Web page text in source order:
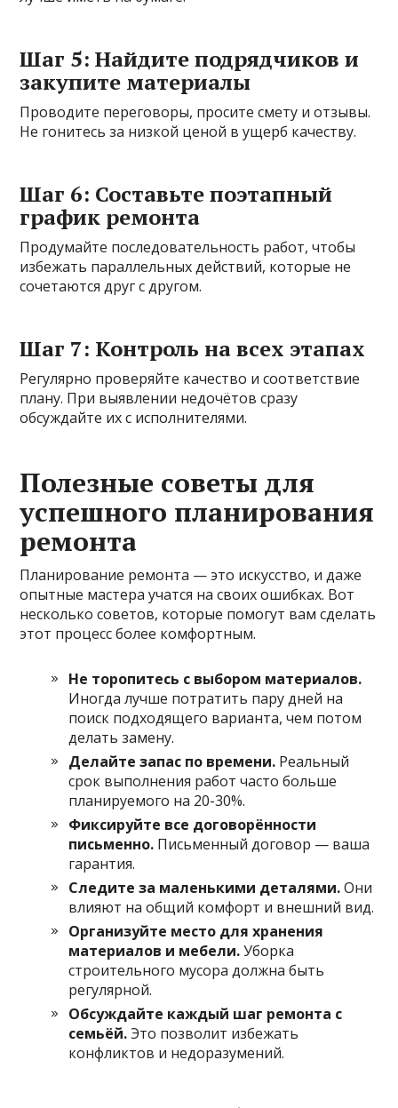
Шаг 5: Найдите подрядчиков и
закупите материалы
Проводите переговоры, просите смету и отзывы.
Не гонитесь за низкой ценой в ущерб качеству.
Шаг 6: Составьте поэтапный
график ремонта
Продумайте последовательность работ, чтобы
избежать параллельных действий, которые не
сочетаются друг с другом.
Шаг 7: Контроль на всех этапах
Регулярно проверяйте качество и соответствие
плану. При выявлении недочётов сразу
обсуждайте их с исполнителями.
Полезные советы для
успешного планирования
ремонта
Планирование ремонта — это искусство, и даже
опытные мастера учатся на своих ошибках. Вот
несколько советов, которые помогут вам сделать
этот процесс более комфортным.
Не торопитесь с выбором материалов.
Иногда лучше потратить пару дней на
поиск подходящего варианта, чем потом
делать замену.
Делайте запас по времени. Реальный
срок выполнения работ часто больше
планируемого на 20-30%.
Фиксируйте все договорённости
письменно. Письменный договор — ваша
гарантия.
Следите за маленькими деталями.Они
влияют на общий комфорт и внешний вид.
Организуйте место для хранения
материалов и мебели.Уборка
строительного мусора должна быть
регулярной.
Обсуждайте каждый шаг ремонта с
семьёй.Это позволит избежать
конфликтов и недоразумений.